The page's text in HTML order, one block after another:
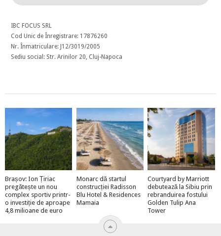
IBC FOCUS SRL
Cod Unic de Înregistrare: 17876260
Nr. Înmatriculare: J12/3019/2005
Sediu social: Str. Arinilor 20, Cluj-Napoca
Brașov: Ion Țiriac
pregătește un nou
complex sportiv printr-
o investiție de aproape
4,8 milioane de euro
Monarc dă startul
construcției Radisson
Blu Hotel & Residences
Mamaia
Courtyard by Marriott
debutează la Sibiu prin
rebranduirea fostului
Golden Tulip Ana
Tower